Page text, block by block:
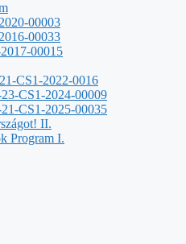
00003
00033
00015
CS1-2022-0016
CS1-2024-00009
CS1-2025-00035
II.
Program I.